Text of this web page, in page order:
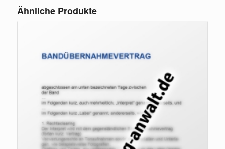
Ähnliche Produkte